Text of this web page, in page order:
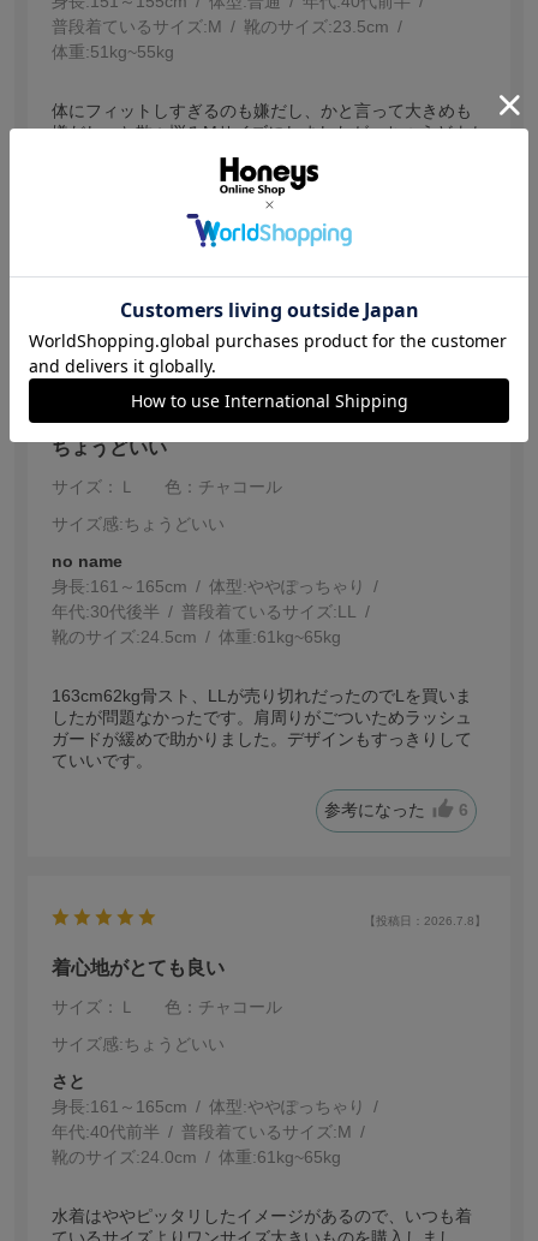
普段着ているサイズ:M 靴のサイズ:23.5cm
体重:51kg~55kg
体にフィットしすぎるのも嫌だし、かと言って大きめも
嫌だし⋯と散々悩みМサイズにしましたが、ちょうどよか
レギンス付き、長袖もついているので、肌をまったく見
せることがないため、毛の処理が雑でも着れます笑
長袖の色が豊富にあるともっとよかったです。
わたしが買った時はブラックしか残ってなかったです。
続きを読む
【投稿日：2026.7.11】
ちょうどいい
サイズ：Ｌ
色：チャコール
サイズ感:ちょうどいい
no name
身長:161～165cm 体型:ぽっちゃり
年代:30代後半 普段着ているサイズ:LL
靴のサイズ:24.5cm 体重:61kg~65kg
163cm62kg骨スト、LLが売り切れだったのでLを買いま
したが問題なかったです。肩周りがごついためラッシュ
ガードが緩めで助かりました。デザインもすっきりして
ていいです。
参考になった 6
【投稿日：2026.7.8】
着心地がとても良い
サイズ：Ｌ
色：チャコール
サイズ感:ちょうどいい
さと
身長:161～165cm 体型:ぽっちゃり
年代:40代前半 普段着ているサイズ:M
靴のサイズ:24.0cm 体重:61kg~65kg
水着はややピッタリしたイメージがあるので、いつも着